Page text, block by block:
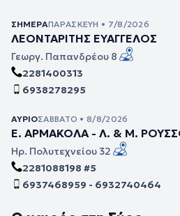
ΣΉΜΕΡΑΠΑΡΑΣΚΕΥΉ • 7/8/2026
ΛΕΟΝΤΑΡΙΤΗΣ ΕΥΑΓΓΕΛΟΣ
Γεωργ. Παπανδρέου 8
2281400313
6938278295
ΑΎΡΙΟΣΆΒΒΑΤΟ • 8/8/2026
Ε. ΑΡΜΑΚΟΛΑ - Λ. & Μ.
Ηρ. Πολυτεχνείου 32
2281088198 #5
6937468959 - 6932740464